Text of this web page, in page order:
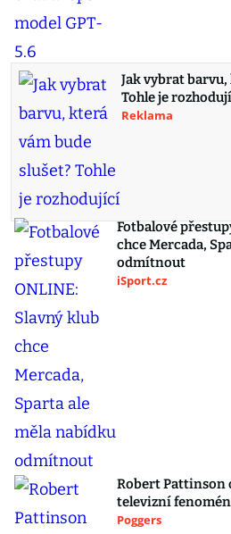
Jak vybrat barvu,
Tohle je
Reklama
Fotbalové
chce Mercada,
odmítnout
iSport.cz
Robert
televizní fenomén
Poggers